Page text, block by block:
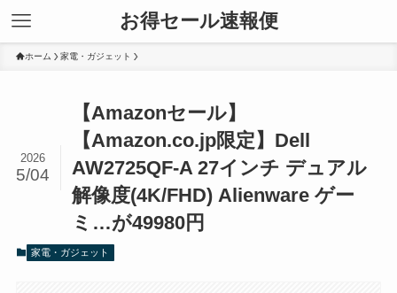
お得セール速報便
ホーム 家電・ガジェット
【Amazonセール】
【Amazon.co.jp限定】Dell
AW2725QF-A 27インチ デュアル
解像度(4K/FHD) Alienware ゲー
ミ…が49980円
2026
5/04
家電・ガジェット